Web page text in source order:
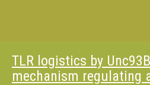
TLR logistics by
mechanism regulating